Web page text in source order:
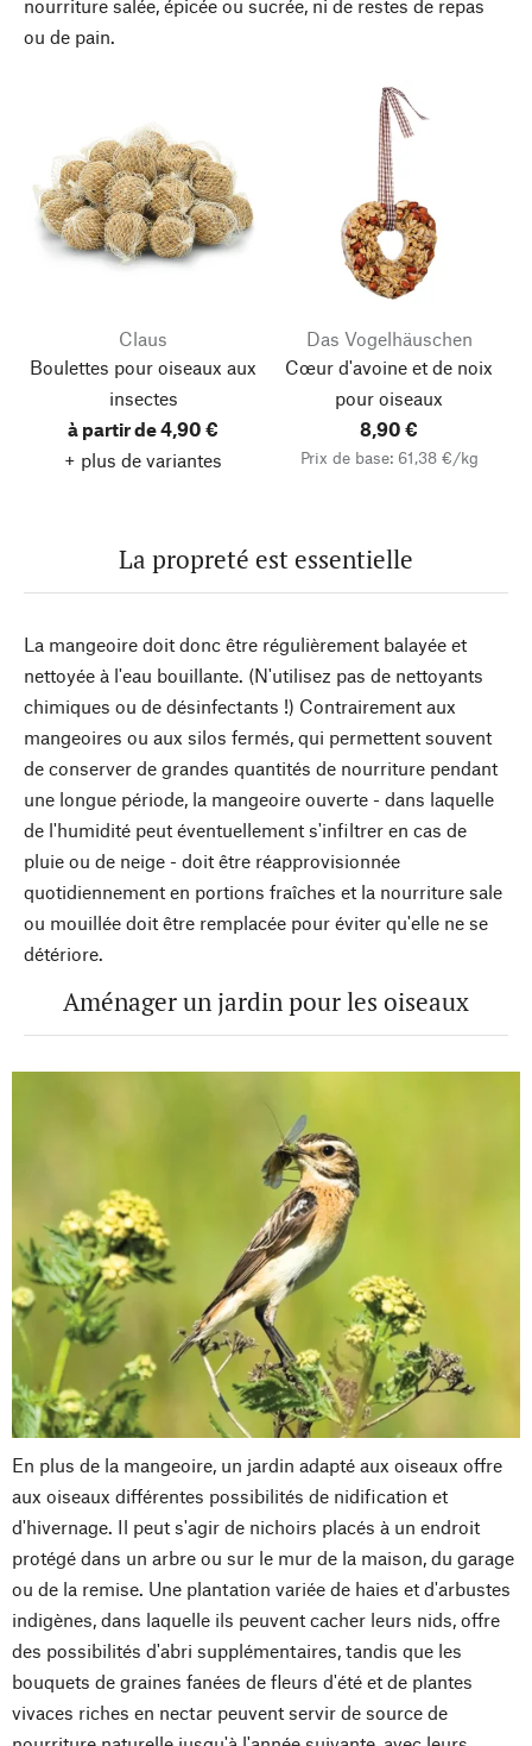
nourriture salée, épicée ou sucrée, ni de restes de repas
ou de pain.
Claus
Boulettes pour oiseaux aux
insectes
à partir de 4,90 €
+ plus de variantes
Das Vogelhäuschen
Cœur d'avoine et de noix
pour oiseaux
8,90 €
Prix de base: 61,38 €/kg
La propreté est essentielle
La mangeoire doit donc être régulièrement balayée et
nettoyée à l'eau bouillante. (N'utilisez pas de nettoyants
chimiques ou de désinfectants !) Contrairement aux
mangeoires ou aux silos fermés, qui permettent souvent
de conserver de grandes quantités de nourriture pendant
une longue période, la mangeoire ouverte - dans laquelle
de l'humidité peut éventuellement s'infiltrer en cas de
pluie ou de neige - doit être réapprovisionnée
quotidiennement en portions fraîches et la nourriture sale
ou mouillée doit être remplacée pour éviter qu'elle ne se
détériore.
Aménager un jardin pour les oiseaux
En plus de la mangeoire, un jardin adapté aux oiseaux offre
aux oiseaux différentes possibilités de nidification et
d'hivernage. Il peut s'agir de nichoirs placés à un endroit
protégé dans un arbre ou sur le mur de la maison, du garage
ou de la remise. Une plantation variée de haies et d'arbustes
indigènes, dans laquelle ils peuvent cacher leurs nids, offre
des possibilités d'abri supplémentaires, tandis que les
bouquets de graines fanées de fleurs d'été et de plantes
vivaces riches en nectar peuvent servir de source de